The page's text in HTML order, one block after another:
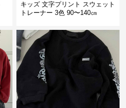
キッズ 文字プリント スウェット
トレーナー 3色 90〜140㎝